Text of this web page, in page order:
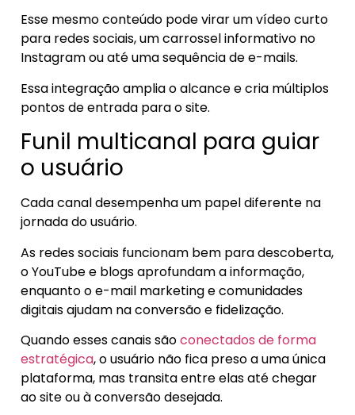
Esse mesmo conteúdo pode virar um vídeo curto
para redes sociais, um carrossel informativo no
Instagram ou até uma sequência de e-mails.
Essa integração amplia o alcance e cria múltiplos
pontos de entrada para o site.
Funil multicanal para guiar
o usuário
Cada canal desempenha um papel diferente na
jornada do usuário.
As redes sociais funcionam bem para descoberta,
o YouTube e blogs aprofundam a informação,
enquanto o e-mail marketing e comunidades
digitais ajudam na conversão e fidelização.
Quando esses canais sãoconectados de forma
estratégica, o usuário não fica preso a uma única
plataforma, mas transita entre elas até chegar
ao site ou à conversão desejada.